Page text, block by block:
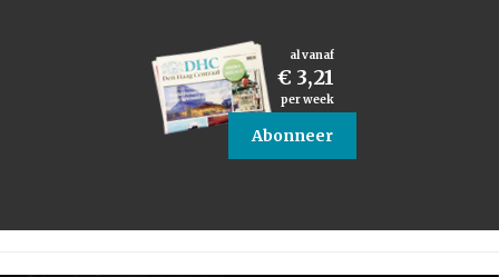
al vanaf
€ 3,21
per week
Abonneer